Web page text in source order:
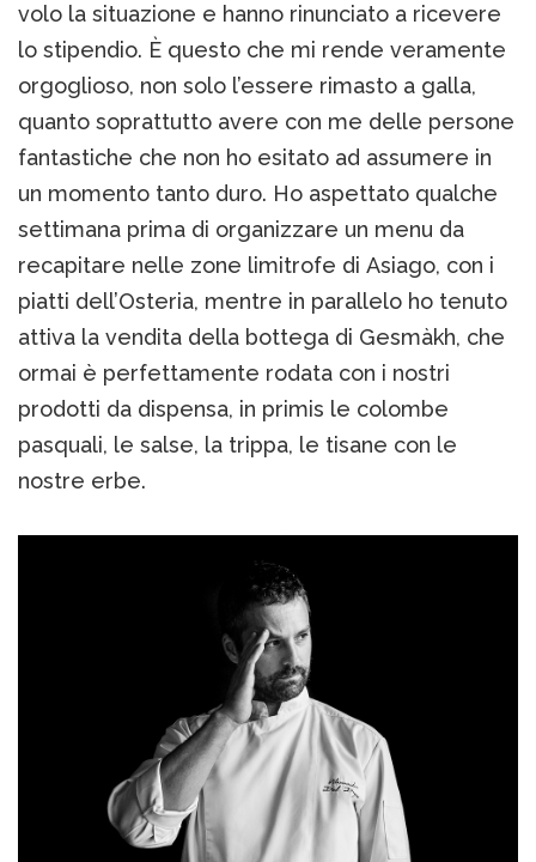
volo la situazione e hanno rinunciato a ricevere
lo stipendio. È questo che mi rende veramente
orgoglioso, non solo l’essere rimasto a galla,
quanto soprattutto avere con me delle persone
fantastiche che non ho esitato ad assumere in
un momento tanto duro. Ho aspettato qualche
settimana prima di organizzare un menu da
recapitare nelle zone limitrofe di Asiago, con i
piatti dell’Osteria, mentre in parallelo ho tenuto
attiva la vendita della bottega di Gesmàkh, che
ormai è perfettamente rodata con i nostri
prodotti da dispensa, in primis le colombe
pasquali, le salse, la trippa, le tisane con le
nostre erbe.